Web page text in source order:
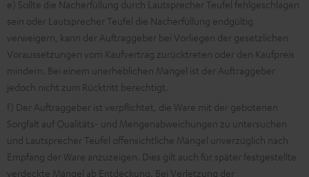
e) Sollte die Nacherfüllung durch Lautsprecher Teufel fehlgeschlagen
sein oder Lautsprecher Teufel die Nacherfüllung endgültig
verweigern, kann der Auftraggeber bei Vorliegen der gesetzlichen
Voraussetzungen vom Kaufvertrag zurücktreten oder den Kaufpreis
mindern. Bei einem unerheblichen Mangel ist der Auftraggeber
jedoch nicht zum Rücktritt berechtigt.
f) Der Auftraggeber ist verpflichtet, die Ware mit der gebotenen
Sorgfalt auf Qualitäts- und Mengenabweichungen zu untersuchen
und Lautsprecher Teufel offensichtliche Mängel unverzüglich nach
Empfang der Ware anzuzeigen. Dies gilt auch für später festgestellte
verdeckte Mängel ab Entdeckung. Bei Verletzung der